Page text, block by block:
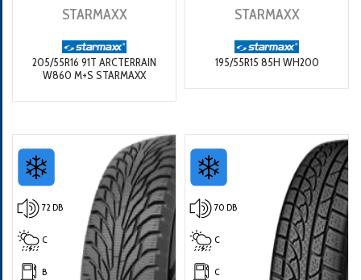
STARMAXX
205/55R16 91T ARCTERRAIN
W860 M+S STARMAXX
STARMAXX
195/55R15 85H WH200
72 DB
C
B
70 DB
C
C